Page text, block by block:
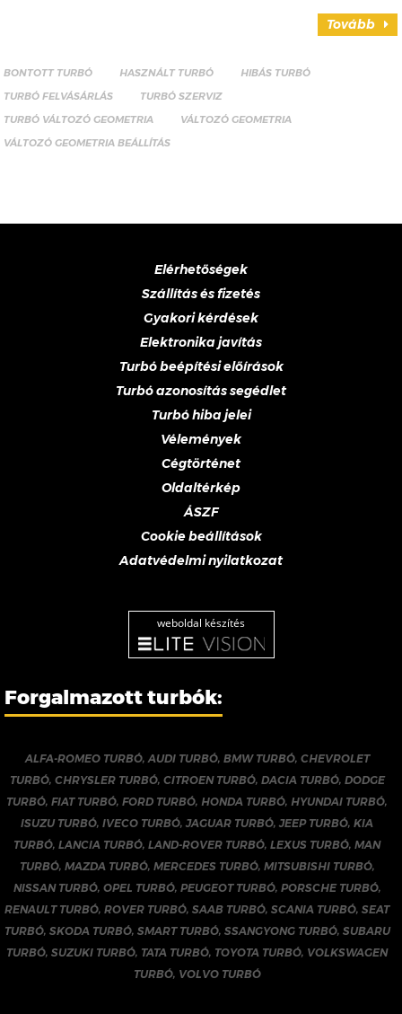
Tovább
BONTOTT TURBÓ HASZNÁLT TURBÓ
HIBÁS TURBÓ
TURBÓ FELVÁSÁRLÁS
TURBÓ SZERVIZ
TURBÓ VÁLTOZÓ GEOMETRIA
VÁLTOZÓ GEOMETRIA
VÁLTOZÓ GEOMETRIA BEÁLLÍTÁS
Elérhetőségek
Szállítás és fizetés
Gyakori kérdések
Elektronika javítás
Turbó beépítési előírások
Turbó azonosítás segédlet
Turbó hiba jelei
Vélemények
Cégtörténet
Oldaltérkép
ÁSZF
Cookie beállítások
Adatvédelmi nyilatkozat
weboldal készítés
Forgalmazott turbók:
ALFA-ROMEO TURBÓ,AUDI TURBÓ, BMW TURBÓ, CHEVROLET
TURBÓ, CHRYSLER TURBÓ, CITROEN TURBÓ, DACIA TURBÓ, DODGE
TURBÓ,FIAT TURBÓ,FORD TURBÓ, HONDA TURBÓ, HYUNDAI TURBÓ,
ISUZU TURBÓ,IVECO TURBÓ,JAGUAR TURBÓ,JEEP TURBÓ,KIA
TURBÓ,LANCIA TURBÓ,LAND-ROVER TURBÓ,LEXUS TURBÓ,MAN
TURBÓ, MAZDA TURBÓ, MERCEDES TURBÓ, MITSUBISHI TURBÓ,
NISSAN TURBÓ, OPEL TURBÓ, PEUGEOT TURBÓ, PORSCHE TURBÓ,
RENAULT TURBÓ,ROVER TURBÓ,SAAB TURBÓ,SCANIA TURBÓ,SEAT
TURBÓ, SKODA TURBÓ, SMART TURBÓ, SSANGYONG TURBÓ, SUBARU
TURBÓ,SUZUKI TURBÓ, TATA TURBÓ, TOYOTA TURBÓ, VOLKSWAGEN
TURBÓ, VOLVO TURBÓ